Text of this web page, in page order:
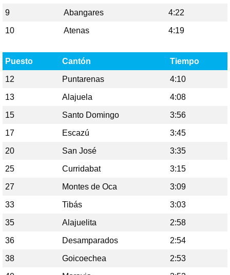
9 Abangares 4:22
10 Atenas 4:19
Puesto Cantón Tiempo
12 Puntarenas 4:10
13 Alajuela 4:08
15 Santo Domingo 3:56
17 Escazú 3:45
20 San José 3:35
25 Curridabat 3:15
27 Montes de Oca 3:09
33 Tibás 3:03
35 Alajuelita 2:58
36 Desamparados 2:54
38 Goicoechea 2:53